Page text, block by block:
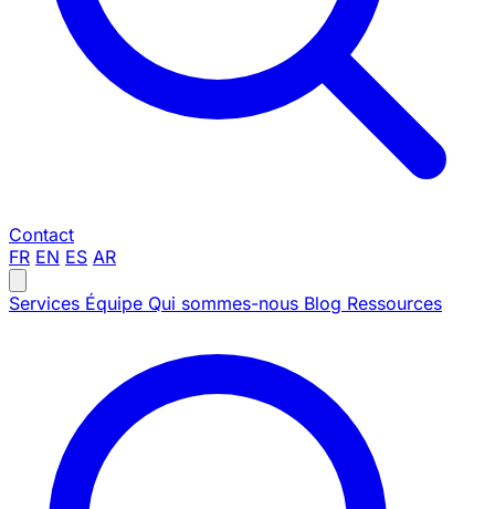
Contact
FR EN ES AR
Services Équipe Qui sommes-nous Blog Ressources